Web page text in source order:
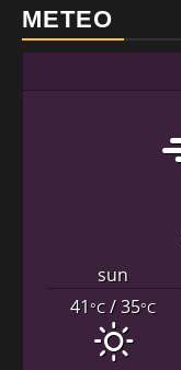
METEO
sun
41°C/ 35°C